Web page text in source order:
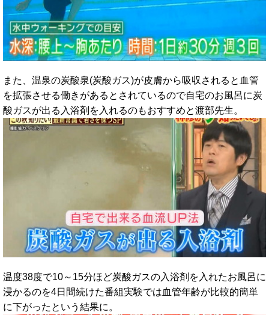
また、温泉の炭酸泉(炭酸ガス)が皮膚から吸収されると血管
を拡張させる働きがあるとされているので自宅のお風呂に炭
酸ガスが出る入浴剤を入れるのもおすすめと渡部先生。
温度38度で10～15分ほど炭酸ガスの入浴剤を入れたお風呂に
浸かるのを4日間続けた番組実験では血管年齢が比較的簡単
に下がったという結果に。